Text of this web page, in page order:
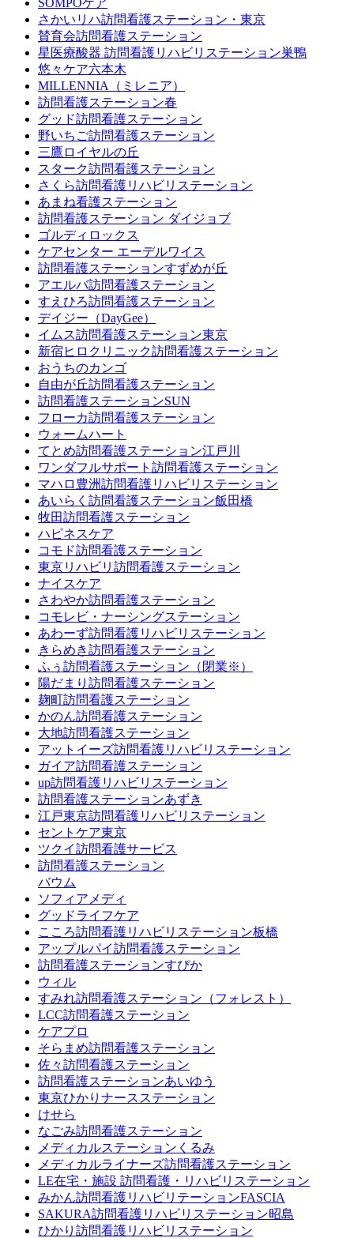
さかいリハ訪問看護ステーション・東京
賛育会訪問看護ステーション
星医療酸器 訪問看護リハビリステーション巣鴨
悠々ケア六本木
MILLENNIA（ミレニア）
訪問看護ステーション春
グッド訪問看護ステーション
野いちご訪問看護ステーション
三鷹ロイヤルの丘
スターク訪問看護ステーション
さくら訪問看護リハビリステーション
あまね看護ステーション
訪問看護ステーション ダイジョブ
ゴルディロックス
ケアセンター エーデルワイス
訪問看護ステーションすずめが丘
アエルバ訪問看護ステーション
すえひろ訪問看護ステーション
デイジー（DayGee）
イムス訪問看護ステーション東京
新宿ヒロクリニック訪問看護ステーション
おうちのカンゴ
自由が丘訪問看護ステーション
訪問看護ステーションSUN
フローカ訪問看護ステーション
ウォームハート
てとめ訪問看護ステーション江戸川
ワンダフルサポート訪問看護ステーション
マハロ豊洲訪問看護リハビリステーション
あいらく訪問看護ステーション飯田橋
牧田訪問看護ステーション
ハピネスケア
コモド訪問看護ステーション
東京リハビリ訪問看護ステーション
ナイスケア
さわやか訪問看護ステーション
コモレビ・ナーシングステーション
あわーず訪問看護リハビリステーション
きらめき訪問看護ステーション
ふぅ訪問看護ステーション（閉業※）
陽だまり訪問看護ステーション
麹町訪問看護ステーション
かのん訪問看護ステーション
大地訪問看護ステーション
アットイーズ訪問看護リハビリステーション
ガイア訪問看護ステーション
up訪問看護リハビリステーション
訪問看護ステーションあずき
江戸東京訪問看護リハビリステーション
セントケア東京
ツクイ訪問看護サービス
訪問看護ステーション
バウム
ソフィアメディ
グッドライフケア
こころ訪問看護リハビリステーション板橋
アップルパイ訪問看護ステーション
訪問看護ステーションすぴか
ウィル
すみれ訪問看護ステーション（フォレスト）
LCC訪問看護ステーション
ケアプロ
そらまめ訪問看護ステーション
佐々訪問看護ステーション
訪問看護ステーションあいゆう
東京ひかりナースステーション
けせら
なごみ訪問看護ステーション
メディカルステーションくるみ
メディカルライナーズ訪問看護ステーション
LE在宅・施設 訪問看護・リハビリステーション
みかん訪問看護リハビリテーションFASCIA
SAKURA訪問看護リハビリステーション昭島
ひかり訪問看護リハビリステーション